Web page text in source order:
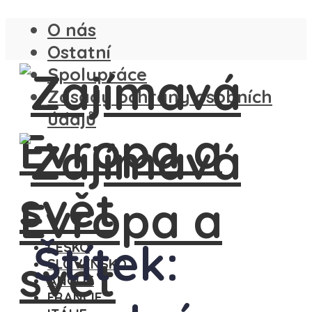
O nás
Ostatní
Spolupráce
Zásady ochrany osobních
údajů
ČESKO
SLOVENSKO
ANGLIE
FRANCIE
Štítek: